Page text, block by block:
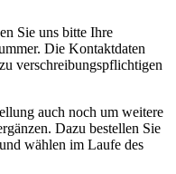
Sie uns bitte Ihre
Die Kontaktdaten
verschreibungspflichtigen
auch noch um weitere
Dazu bestellen Sie
wählen im Laufe des